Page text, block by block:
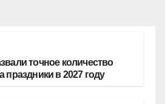
точное количество
в 2027 году